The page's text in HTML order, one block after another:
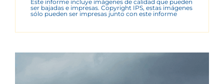
Este informe incluye imágenes de calidad que pueden
ser bajadas e impresas. Copyright IPS, estas imágenes
sólo pueden ser impresas junto con este informe